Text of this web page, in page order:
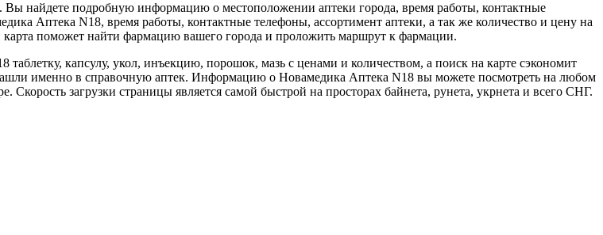
найдете подробную информацию о местоположении аптеки города, время работы, контактные
Аптека N18, время работы, контактные телефоны, ассортимент аптеки, а так же количество и цену на
поможет найти фармацию вашего города и проложить маршрут к фармации.
капсулу, укол, инъекцию, порошок, мазь с ценами и количеством, а поиск на карте сэкономит
именно в справочную аптек. Информацию о Новамедика Аптека N18 вы можете посмотреть на любом
загрузки страницы является самой быстрой на просторах байнета, рунета, укрнета и всего СНГ.